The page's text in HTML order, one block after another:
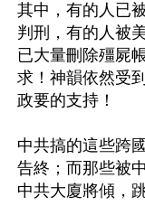
其中，有的人已
判刑，有的人被
已大量刪除殭屍
求！神韻依然受
政要的支持！
中共搞的這些跨
告終；而那些被
中共大廈將傾，